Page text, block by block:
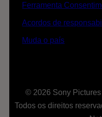
Ferramenta
Acordos de
Muda o país
© 2026 Sony
Todos os direitos